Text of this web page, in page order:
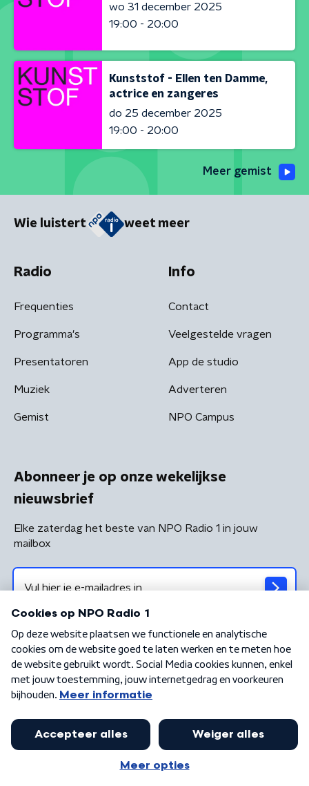
wo 31 december 2025
19:00 - 20:00
Kunststof - Ellen ten Damme,
actrice en zangeres
do 25 december 2025
19:00 - 20:00
Meer gemist
Wie luistert weet meer
Radio
Frequenties
Programma's
Presentatoren
Muziek
Gemist
Info
Contact
Veelgestelde vragen
App de studio
Adverteren
NPO Campus
Abonneer je op onze wekelijkse
nieuwsbrief
Elke zaterdag het beste van NPO Radio 1 in jouw
mailbox
Algemene voorwaarden